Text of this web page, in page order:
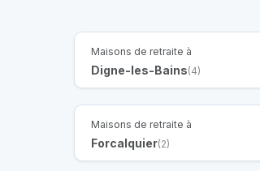
Maisons de retraite à
Digne-les-Bains(4)
Maisons de retraite à
Forcalquier(2)